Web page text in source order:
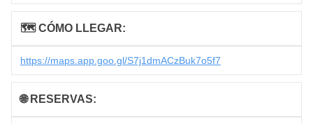
🗺 CÓMO LLEGAR:
https://maps.app.goo.gl/S7j1dmACzBuk7o5f7
🌐 RESERVAS: